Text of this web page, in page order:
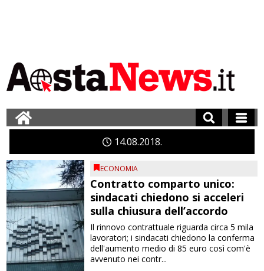
1408 2018
ECONOMIA
Contratto comparto unico:
sindacati chiedono si acceleri
sulla chiusura dell’accordo
Il rinnovo contrattuale riguarda circa 5 mila
lavoratori; i sindacati chiedono la conferma
dell'aumento medio di 85 euro così com'è
avvenuto nei contr...